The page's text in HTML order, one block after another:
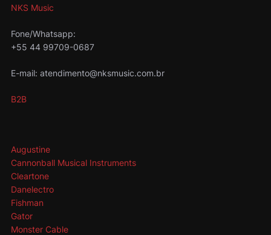
NKS Music
Fone/Whatsapp:
+55 44 99709-0687
E-mail: atendimento@nksmusic.com.br
B2B
Augustine
Cannonball Musical Instruments
Cleartone
Danelectro
Fishman
Gator
Monster Cable